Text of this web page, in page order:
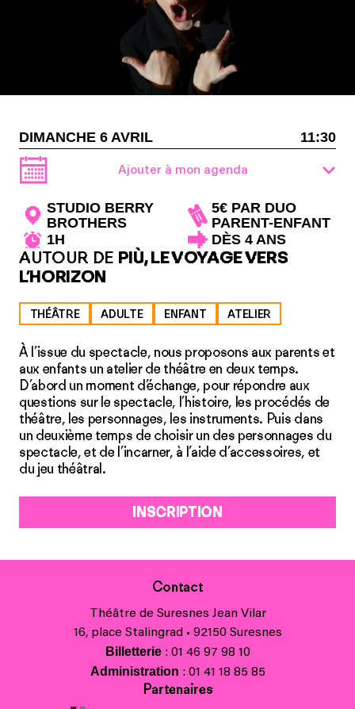
DIMANCHE 6 AVRIL 11:30
Ajouter à mon agenda
STUDIO BERRY
BROTHERS
5€ PAR DUO
PARENT-ENFANT
1H
DÈS 4 ANS
AUTOUR DE PIÙ, LE VOYAGE VERS
L’HORIZON
THÉÂTRE ADULTE ENFANT ATELIER
À l’issue du spectacle, nous proposons aux parents et
aux enfants un atelier de théâtre en deux temps.
D’abord un moment d’échange, pour répondre aux
questions sur le spectacle, l’histoire, les procédés de
théâtre, les personnages, les instruments. Puis dans
un deuxième temps de choisir un des personnages du
spectacle, et de l’incarner, à l’aide d’accessoires, et
du jeu théâtral.
INSCRIPTION
Contact
Théâtre de Suresnes Jean Vilar
16, place Stalingrad • 92150 Suresnes
Billetterie: 01 46 97 98 10
Administration : 01 41 18 85 85
Partenaires